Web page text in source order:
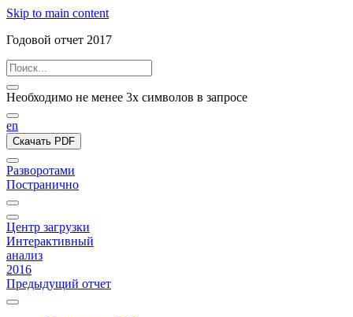
Skip to main content
Годовой отчет 2017
Необходимо не менее 3х символов в запросе
en
Скачать PDF
Разворотами
Постранично
Центр загрузки
Интерактивный
анализ
2016
Предыдущий отчет